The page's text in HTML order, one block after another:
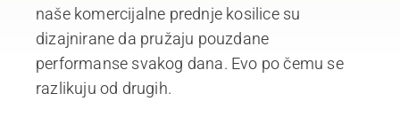
naše komercijalne prednje kosilice su
dizajnirane da pružaju pouzdane
performanse svakog dana. Evo po čemu se
razlikuju od drugih.